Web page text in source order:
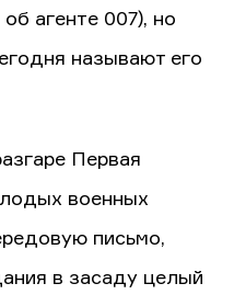
агенте 007), но
называют его
Первая
военных
письмо,
в засаду целый